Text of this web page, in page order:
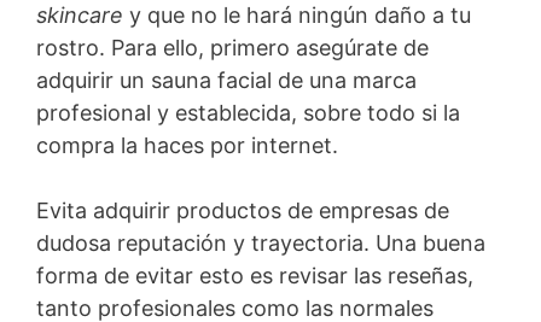
skincare y que no le hará ningún daño a tu
rostro. Para ello, primero asegúrate de
adquirir un sauna facial de una marca
profesional y establecida, sobre todo si la
compra la haces por internet.
Evita adquirir productos de empresas de
dudosa reputación y trayectoria. Una buena
forma de evitar esto es revisar las reseñas,
tanto profesionales como las normales